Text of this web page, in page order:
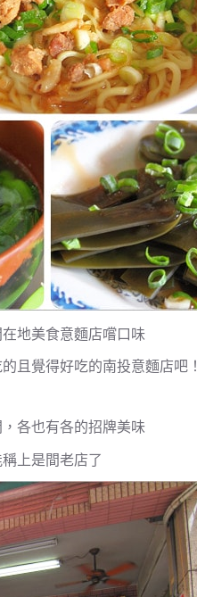
地美食意麵店嚐口味
且覺得好吃的南投意麵店吧！
各也有各的招牌美味
上是間老店了